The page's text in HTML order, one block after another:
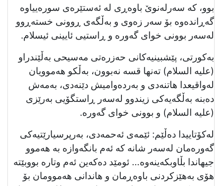
بوو، کە سەرلەنوێ باوەڕی لە ئەستێرەی سورەییاوە
گەڕاندەوە بۆ سەر زەوی و بەڵگەی ڕوونی خستەڕوو
لەسەر بوونی خوای گەورە و ڕاستیی ئایینی ئیسلام.
به‌کورتی، پێشبینیەکانی حەزرەتی مەسیحی بەڵێندراو
(علیه السلام) تەنها قسە نەبوون، بەڵکو هەموویان
لەواقیعدا هاتنەدی و بەردەوامیش دێنەدی، بەمەش
دەبنە بەڵگەیەکی زیندوو لەسەر ڕاستگۆیی بەرێزی
(علیه السلام) و بوونی خوای گەورە.
لەكۆتاییدا دەڵێم: ئێمەی ئەحمەدی، بەرپرسیارێتیەكی
گەورەمان لەسەر شانە کە ئەم بانگەوازە بە هەموو
جیهاندا بڵاوبکەینەوە… ئومێد دەکەین ئەم وتارە بووبێتە
هۆی بەهێزکردنی باوەڕمان و هاندانی هەموومان بۆ